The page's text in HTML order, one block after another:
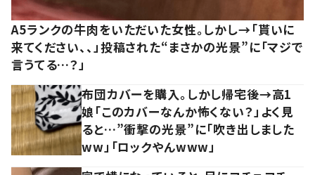
A5ランクの牛肉をいただいた女性。しかし→「貰いに
来てください、、」投稿された“まさかの光景”に「マジで
言うてる…？」
布団カバーを購入。しかし帰宅後→高1
娘「このカバーなんか怖くない？」よく見
ると…”衝撃の光景”に「吹き出しました
ww」「ロックやんwww」